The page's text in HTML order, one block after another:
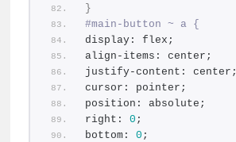
}
#main-button ~ a {
display: flex;
align-items: center;
justify-content: center;
cursor: pointer;
position: absolute;
right: 0 ;
bottom: 0 ;